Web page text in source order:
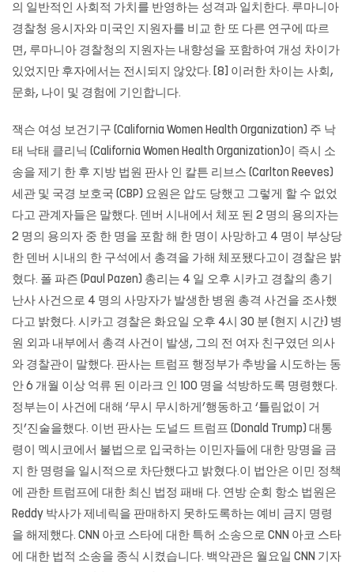
의 일반적인 사회적 가치를 반영하는 성격과 일치한다. 루마니아
경찰청 응시자와 미국인 지원자를 비교 한 또 다른 연구에 따르
면, 루마니아 경찰청의 지원자는 내향성을 포함하여 개성 차이가
있었지만 후자에서는 전시되지 않았다. [8] 이러한 차이는 사회,
문화, 나이 및 경험에 기인합니다.
잭슨 여성 보건기구 (California Women Health Organization) 주 낙
태 낙태 클리닉 (California Women Health Organization)이 즉시 소
송을 제기 한 후 지방 법원 판사 인 칼튼 리브스 (Carlton Reeves)
세관 및 국경 보호국 (CBP) 요원은 압도 당했고 그렇게 할 수 없었
다고 관계자들은 말했다. 덴버 시내에서 체포 된 2 명의 용의자는
2 명의 용의자 중 한 명을 포함 해 한 명이 사망하고 4 명이 부상당
한 덴버 시내의 한 구석에서 총격을 가해 체포됐다고이 경찰은 밝
혔다. 폴 파즌 (Paul Pazen) 총리는 4 일 오후 시카고 경찰의 총기
난사 사건으로 4 명의 사망자가 발생한 병원 총격 사건을 조사했
다고 밝혔다. 시카고 경찰은 화요일 오후 4시 30 분 (현지 시간) 병
원 외과 내부에서 총격 사건이 발생, 그의 전 여자 친구였던 의사
와 경찰관이 말했다. 판사는 트럼프 행정부가 추방을 시도하는 동
안 6 개월 이상 억류 된 이라크 인 100 명을 석방하도록 명령했다.
정부는이 사건에 대해 ‘무시 무시하게’행동하고 ‘틀림없이 거
짓’진술을했다. 이번 판사는 도널드 트럼프 (Donald Trump) 대통
령이 멕시코에서 불법으로 입국하는 이민자들에 대한 망명을 금
지 한 명령을 일시적으로 차단했다고 밝혔다.이 법안은 이민 정책
에 관한 트럼프에 대한 최신 법정 패배 다. 연방 순회 항소 법원은
Reddy 박사가 제네릭을 판매하지 못하도록하는 예비 금지 명령
을 해제했다. CNN 아코 스타에 대한 특허 소송으로 CNN 아코 스타
에 대한 법적 소송을 종식 시켰습니다. 백악관은 월요일 CNN 기자